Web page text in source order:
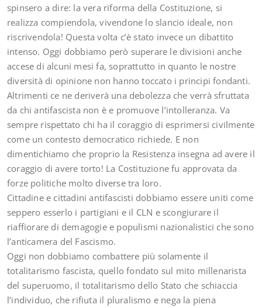
spinsero a dire: la vera riforma della Costituzione, si
realizza compiendola, vivendone lo slancio ideale, non
riscrivendola! Questa volta c’è stato invece un dibattito
intenso. Oggi dobbiamo però superare le divisioni anche
accese di alcuni mesi fa, soprattutto in quanto le nostre
diversità di opinione non hanno toccato i principi fondanti.
Altrimenti ce ne deriverà una debolezza che verrà sfruttata
da chi antifascista non è e promuove l’intolleranza. Va
sempre rispettato chi ha il coraggio di esprimersi civilmente
come un contesto democratico richiede. E non
dimentichiamo che proprio la Resistenza insegna ad avere il
coraggio di avere torto! La Costituzione fu approvata da
forze politiche molto diverse tra loro.
Cittadine e cittadini antifascisti dobbiamo essere uniti come
seppero esserlo i partigiani e il CLN e scongiurare il
riaffiorare di demagogie e populismi nazionalistici che sono
l’anticamera del Fascismo.
Oggi non dobbiamo combattere più solamente il
totalitarismo fascista, quello fondato sul mito millenarista
del superuomo, il totalitarismo dello Stato che schiaccia
l’individuo, che rifiuta il pluralismo e nega la piena